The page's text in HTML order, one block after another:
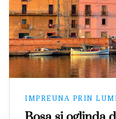
IMPREUNA PRIN